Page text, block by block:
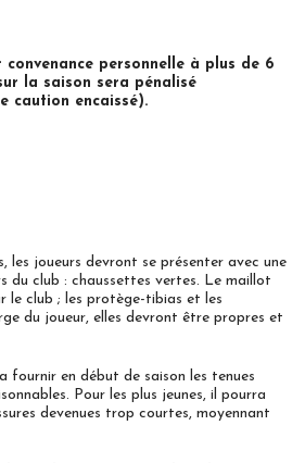
personnelle à plus de 6
la saison sera pénalisé
caution encaissé).
les joueurs devront se présenter avec une
du club : chaussettes vertes. Le maillot
le club ; les protège-tibias et les
du joueur, elles devront être propres et
fournir en début de saison les tenues
Pour les plus jeunes, il pourra
devenues trop courtes, moyennant